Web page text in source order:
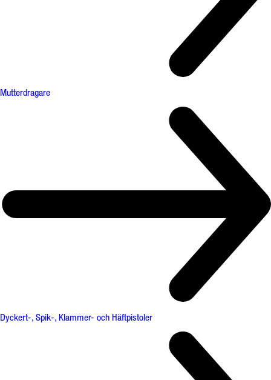
Mutterdragare
Dyckert-, Spik-, Klammer- och Häftpistoler